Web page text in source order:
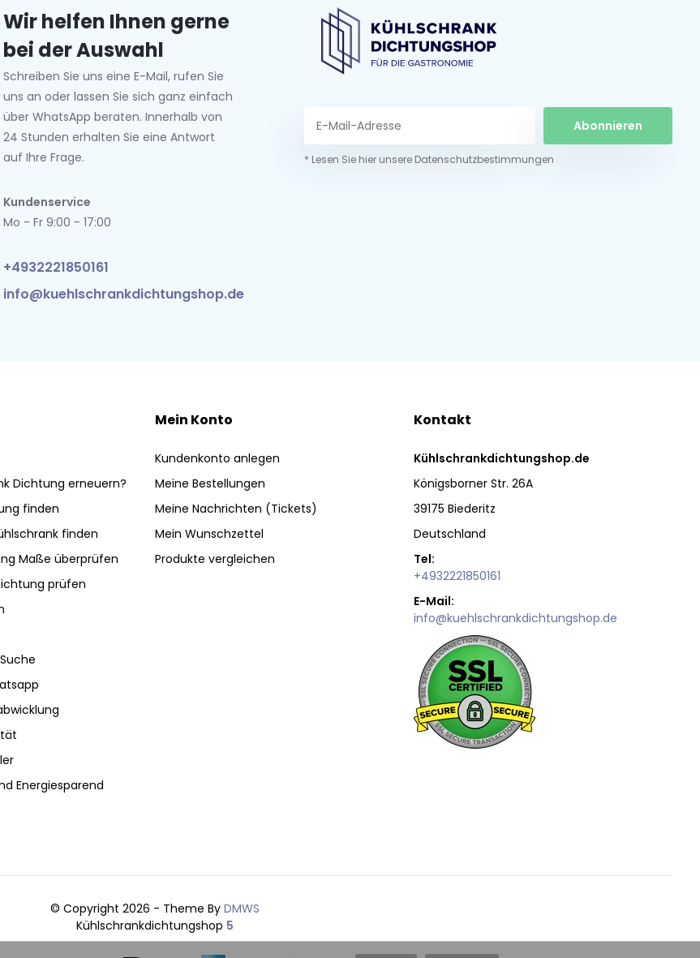
Wir helfen Ihnen gerne
bei der Auswahl
Schreiben Sie uns eine E-Mail, rufen Sie
uns an oder lassen Sie sich ganz einfach
über WhatsApp beraten. Innerhalb von
24 Stunden erhalten Sie eine Antwort
auf Ihre Frage.
Kundenservice
Mo - Fr 9:00 - 17:00
+4932221850161
info@kuehlschrankdichtungshop.de
Abonnieren
* Lesen Sie hier unsere Datenschutzbestimmungen
Dichtung erneuern?
finden
finden
Maße überprüfen
prüfen
Energiesparend
Mein Konto
Kundenkonto anlegen
Meine Bestellungen
Meine Nachrichten (Tickets)
Mein Wunschzettel
Produkte vergleichen
Kontakt
Kühlschrankdichtungshop.de
Königsborner Str. 26A
39175 Biederitz
Deutschland
Tel:
+4932221850161
E-Mail:
info@kuehlschrankdichtungshop.de
© Copyright 2026 - Theme By DMWS
Kühlschrankdichtungshop 5